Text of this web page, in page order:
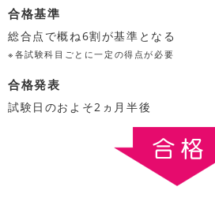
合格基準
総合点で概ね6割が基準となる
※各試験科目ごとに一定の得点が必要
合格発表
試験日のおよそ2ヵ月半後